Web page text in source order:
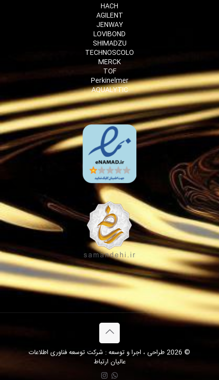
HACH
AGILENT
JENWAY
LOVIBOND
SHIMADZU
TECHNOSCOLO
MERCK
TOF
Perkinelmer
AQUALYTIC
© 2026 طراحی ، اجرا و توسعه : شرکت توسعه فناوری اطلاعات
عالیان ارتباط